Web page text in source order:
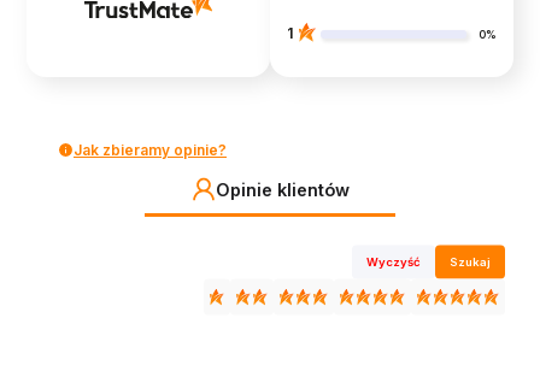
1 0%
Jak zbieramy opinie?
Opinie klientów
Wyczyść Szukaj